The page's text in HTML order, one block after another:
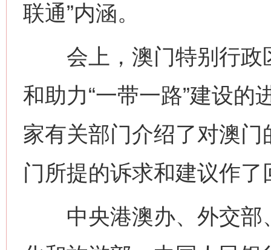
联通”内涵。
会上，澳门特别行政
和助力“一带一路”建设的
家有关部门介绍了对澳
门所提的诉求和建议作了
中央港澳办、外交部